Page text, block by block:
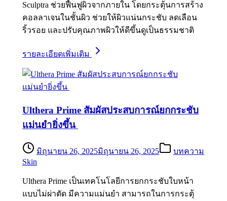
Sculptra ช่วยฟื้นฟูผิวจากภายใน โดยกระตุ้นการสร้าง
คอลลาเจนในชั้นผิว ช่วยให้ผิวแน่นกระชับ ลดเลือน
ริ้วรอย และปรับคุณภาพผิวให้ดีขึ้นดูเป็นธรรมชาติ
รายละเอียดเพิ่มเติม
Ulthera Prime สัมผัสประสบการณ์ยกกระชับ
แม่นยำยิ่งขึ้น
มิถุนายน 26, 2025มิถุนายน 26, 2025
บทความ
Skin
Ulthera Prime เป็นเทคโนโลยีการยกกระชับใบหน้า
แบบไม่ผ่าตัด มีความแม่นยำ สามารถในการกระตุ้